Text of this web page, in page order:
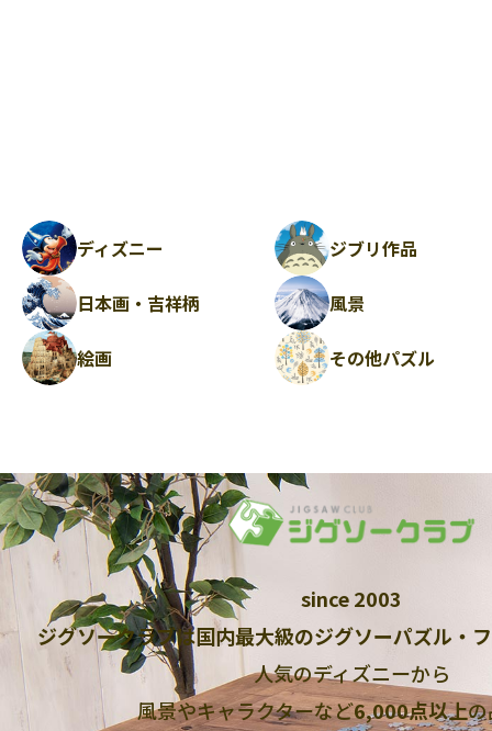
ディズニー ジブリ作品
日本画・吉祥柄 風景
絵画 その他パズル
since 2003
ジグソークラブは国内最大級のジグソーパズル・
人気のディズニーから
風景やキャラクターなど6,000点以上